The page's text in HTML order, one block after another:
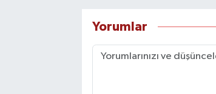
Yorumlar